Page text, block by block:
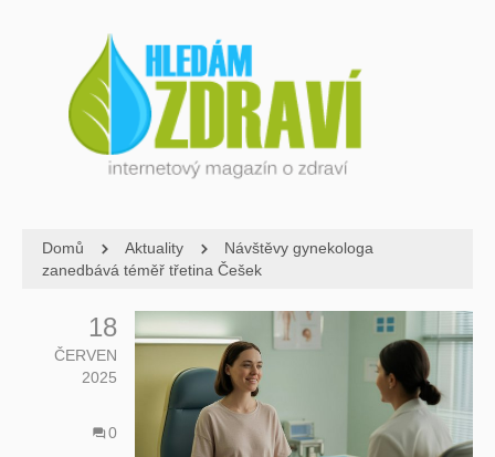
Domů Aktuality
Návštěvy gynekologa
zanedbává téměř třetina Češek
18
ČERVEN
2025
0